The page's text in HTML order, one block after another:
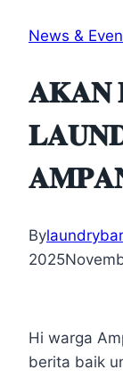
News &
𝐀𝐊𝐀𝐍
By
2025
Hi warga
berita baik